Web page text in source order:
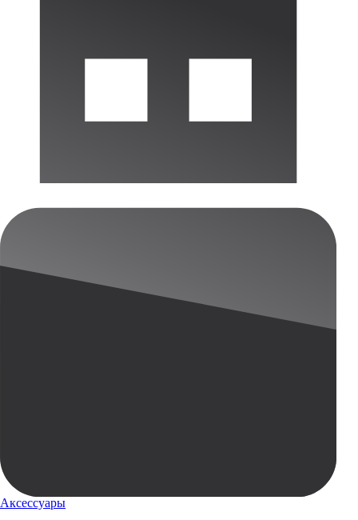
Аксессуары